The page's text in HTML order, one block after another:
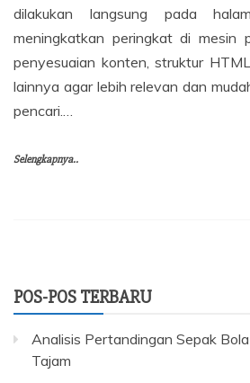
dilakukan langsung pada
meningkatkan peringkat di mesin
penyesuaian konten, struktur
lainnya agar lebih relevan dan
pencari.…
Selengkapnya..
POS-POS TERBARU
Analisis Pertandingan Sepak
Tajam